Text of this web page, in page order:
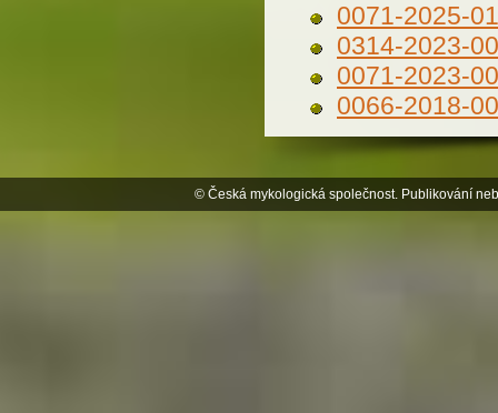
0071-2025-
0314-2023-
0071-2023-
0066-2018-
© Česká mykologická společnost. Publikování